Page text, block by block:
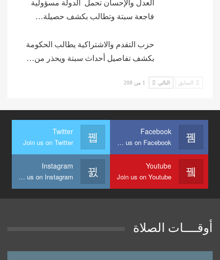
العدل والإحسان تحمل الدولة مسؤولية
فاجعة سبتة وتطالب بكشف حصيلة…
حزب التقدم والاشتراكية يطالب الحكومة
بكشف تفاصيل أحداث سبتة ويحذر من…
السابق التالي 1 من 208
Facebook
Join us on Facebook
Twitter
Join us on Twitter
Youtube
Join us on Youtube
Instagram
Join us on Instagram
أوقــــات الصلاة